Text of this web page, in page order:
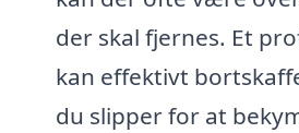
der skal fjernes. Et
kan effektivt
du slipper for at